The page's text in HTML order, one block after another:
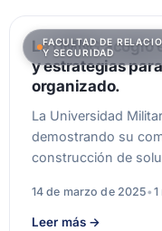
FACULTAD DE
Y SEGURIDAD
La UMNG acogió
y estrategias
organizado.
La Universidad
demostrando su
construcción de
14 de marzo de 2025• 1
Leer más →